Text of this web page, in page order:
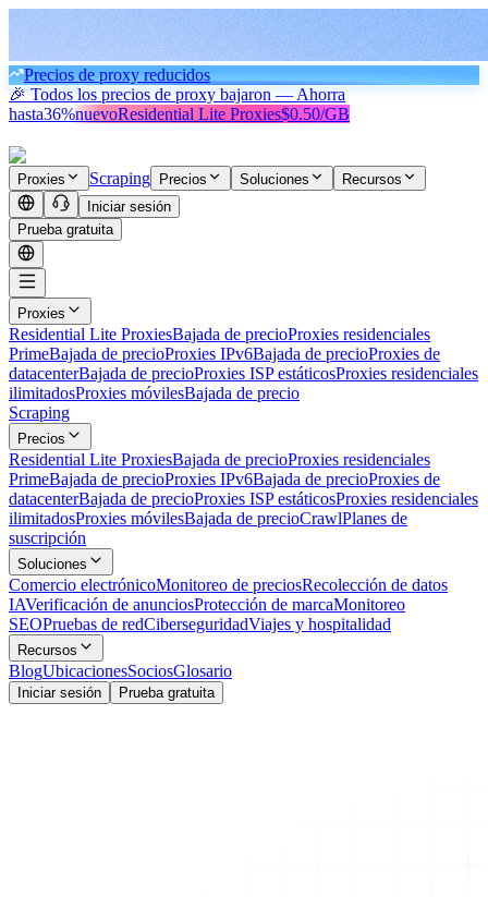
Precios de proxy reducidos
🎉 Todos los precios de proxy bajaron — Ahorra
hasta36%nuevoResidential Lite Proxies$0.50/GB
Proxies Scraping Precios Soluciones
Recursos
Iniciar sesión
Prueba gratuita
Proxies
Residential Lite ProxiesBajada de precioProxies residenciales
PrimeBajada de precioProxies IPv6Bajada de precioProxies de
datacenterBajada de precioProxies ISP estáticosProxies residenciales
ilimitadosProxies móvilesBajada de precio
Scraping
Precios
Residential Lite ProxiesBajada de precioProxies residenciales
PrimeBajada de precioProxies IPv6Bajada de precioProxies de
datacenterBajada de precioProxies ISP estáticosProxies residenciales
ilimitadosProxies móvilesBajada de precioCrawlPlanes de
suscripción
Soluciones
Comercio electrónicoMonitoreo de preciosRecolección de datos
IAVerificación de anunciosProtección de marcaMonitoreo
SEOPruebas de redCiberseguridadViajes y hospitalidad
Recursos
BlogUbicacionesSociosGlosario
Iniciar sesión Prueba gratuita